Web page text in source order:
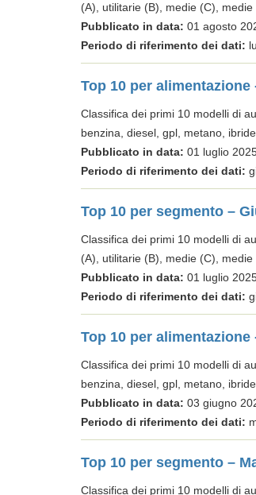
(A), utilitarie (B), medie (C),
Pubblicato in data: 01 agosto
Periodo di riferimento dei dati:
Top 10 per alimentazione
Classifica dei primi 10 modelli di
benzina, diesel, gpl, metano,
Pubblicato in data: 01 luglio
Periodo di riferimento dei dati:
Top 10 per segmento –
Classifica dei primi 10 modelli di
(A), utilitarie (B), medie (C),
Pubblicato in data: 01 luglio
Periodo di riferimento dei dati:
Top 10 per alimentazione
Classifica dei primi 10 modelli di
benzina, diesel, gpl, metano,
Pubblicato in data: 03 giugno
Periodo di riferimento dei dati:
Top 10 per segmento –
Classifica dei primi 10 modelli di